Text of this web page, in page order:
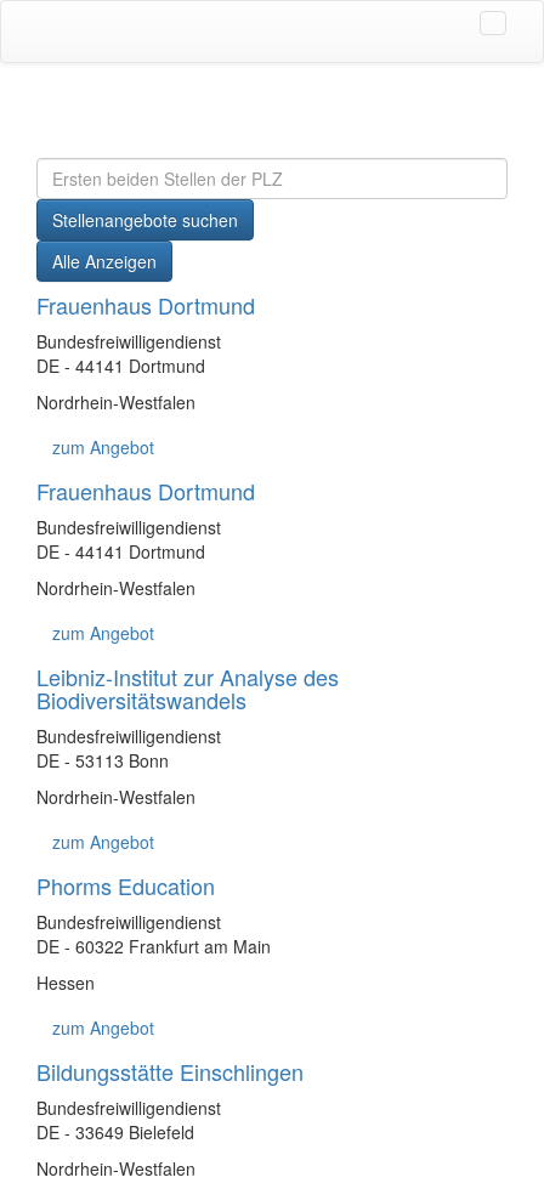
Stellenangebote suchen
Alle Anzeigen
Frauenhaus Dortmund
Bundesfreiwilligendienst
DE - 44141 Dortmund
Nordrhein-Westfalen
zum Angebot
Frauenhaus Dortmund
Bundesfreiwilligendienst
DE - 44141 Dortmund
Nordrhein-Westfalen
zum Angebot
Leibniz-Institut zur Analyse des
Biodiversitätswandels
Bundesfreiwilligendienst
DE - 53113 Bonn
Nordrhein-Westfalen
zum Angebot
Phorms Education
Bundesfreiwilligendienst
DE - 60322 Frankfurt am Main
Hessen
zum Angebot
Bildungsstätte Einschlingen
Bundesfreiwilligendienst
DE - 33649 Bielefeld
Nordrhein-Westfalen